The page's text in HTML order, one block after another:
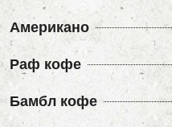
Американо
Раф кофе
Бамбл кофе